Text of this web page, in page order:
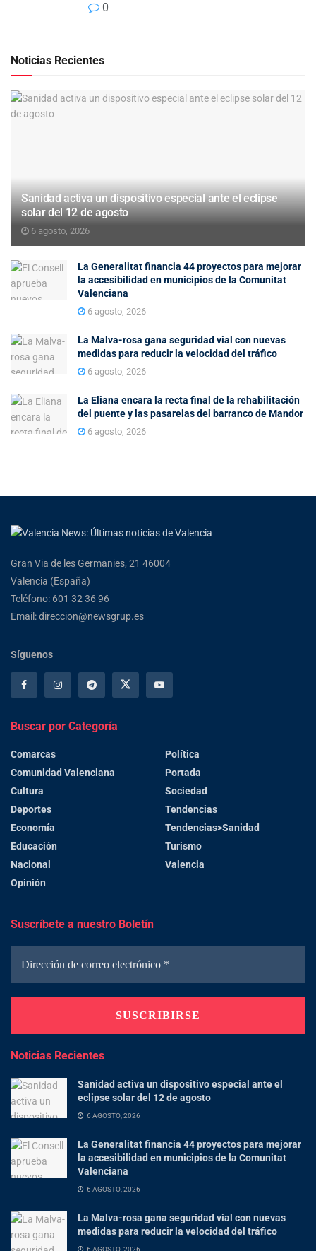
0
Noticias Recientes
Sanidad activa un dispositivo especial ante el eclipse
solar del 12 de agosto
6 agosto, 2026
La Generalitat financia 44 proyectos para mejorar
la accesibilidad en municipios de la Comunitat
Valenciana
6 agosto, 2026
La Malva-rosa gana seguridad vial con nuevas
medidas para reducir la velocidad del tráfico
6 agosto, 2026
La Eliana encara la recta final de la rehabilitación
del puente y las pasarelas del barranco de Mandor
6 agosto, 2026
Gran Via de les Germanies, 21 46004
Valencia (España)
Teléfono: 601 32 36 96
Email: direccion@newsgrup.es
Síguenos
Buscar por Categoría
Comarcas
Comunidad Valenciana
Cultura
Deportes
Economía
Educación
Nacional
Opinión
Política
Portada
Sociedad
Tendencias
Tendencias>Sanidad
Turismo
Valencia
Suscríbete a nuestro Boletín
Noticias Recientes
Sanidad activa un dispositivo especial ante el
eclipse solar del 12 de agosto
6 AGOSTO, 2026
La Generalitat financia 44 proyectos para mejorar
la accesibilidad en municipios de la Comunitat
Valenciana
6 AGOSTO, 2026
La Malva-rosa gana seguridad vial con nuevas
medidas para reducir la velocidad del tráfico
6 AGOSTO, 2026